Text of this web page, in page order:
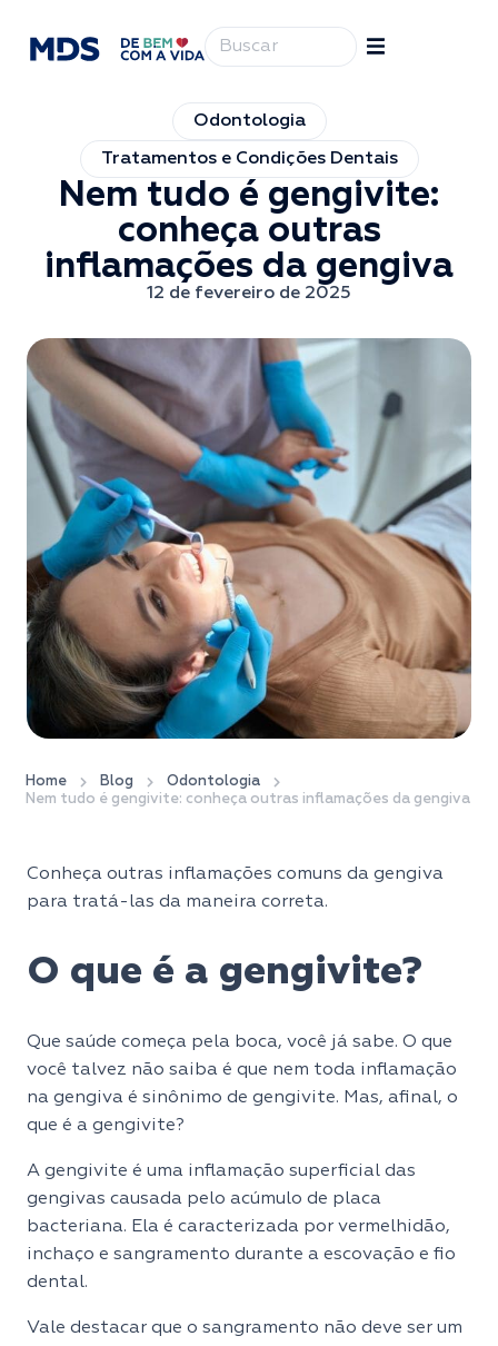
Odontologia
Tratamentos e Condições Dentais
Nem tudo é gengivite:
conheça outras
inflamações da gengiva
12 de fevereiro de 2025
Home Blog
Odontologia
Nem tudo é gengivite: conheça outras inflamações da gengiva
Conheça outras inflamações comuns da gengiva
para tratá-las da maneira correta.
O que é a gengivite?
Que saúde começa pela boca, você já sabe. O que
você talvez não saiba é que nem toda inflamação
na gengiva é sinônimo de gengivite. Mas, afinal, o
que é a gengivite?
A gengivite é uma inflamação superficial das
gengivas causada pelo acúmulo de placa
bacteriana. Ela é caracterizada por vermelhidão,
inchaço e sangramento durante a escovação e fio
dental.
Vale destacar que o sangramento não deve ser um